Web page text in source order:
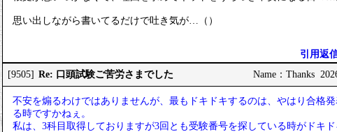
思い出しながら書いてるだけで吐き気が…（）
引用返
[9505] Re: 口頭試験ご苦労さまでした Name：Thanks
不安を煽るわけではありませんが、最もドキドキするのは、やはり合格
る時ですかねぇ。
私は、3科目取得しておりますが3回とも受験番号を探している時がドキド